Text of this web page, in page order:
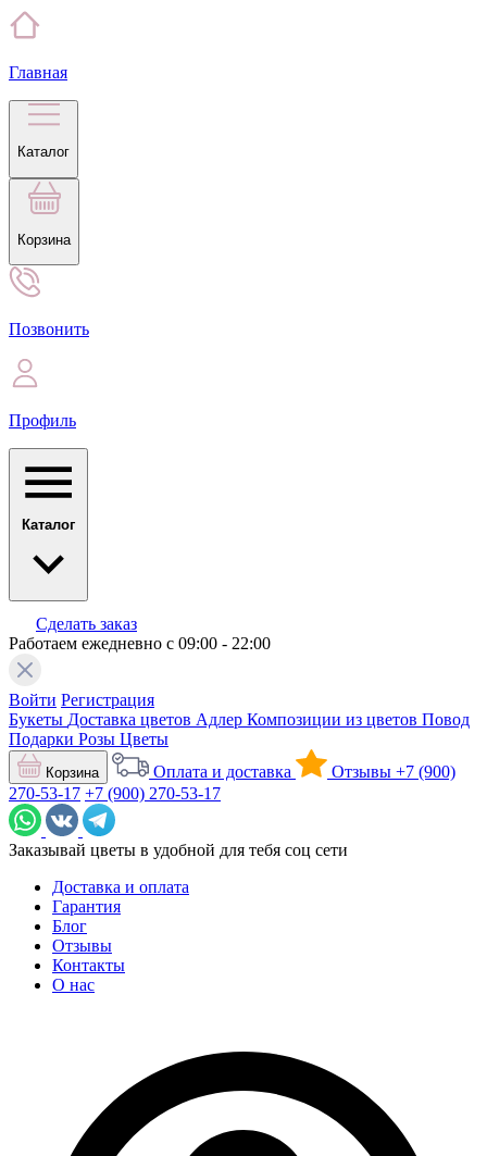
Главная
Каталог
Корзина
Позвонить
Профиль
Каталог
Сделать заказ
Работаем ежедневно с 09:00 - 22:00
Войти Регистрация
Букеты Доставка цветов Адлер Композиции из цветов Повод
Подарки Розы Цветы
Корзина Оплата и доставка Отзывы +7 (900)
270-53-17 +7 (900) 270-53-17
Заказывай цветы в удобной для тебя соц сети
Доставка и оплата
Гарантия
Блог
Отзывы
Контакты
О нас